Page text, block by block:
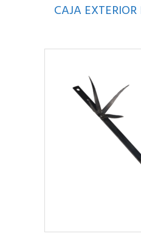
CAJA